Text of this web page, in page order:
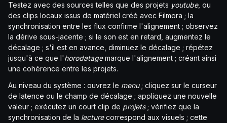
Testez avec des sources telles que des projets youtube, ou
des clips locaux issus de matériel créé avec Filmora ; la
synchronisation entre les flux confirme l'alignement ; observez
la dérive sous-jacente ; si le son est en retard, augmentez le
décalage ; s'il est en avance, diminuez le décalage ; répétez
jusqu'à ce que l'horodatagemarque l'alignement ; créant ainsi
une cohérence entre les projets.
Au niveau du système : ouvrez le menu; cliquez sur le curseur
de latence ou le champ de décalage ; appliquez une nouvelle
valeur ; exécutez un court clip de projets; vérifiez que la
synchronisation de la lecturecorrespond aux visuels ; cette